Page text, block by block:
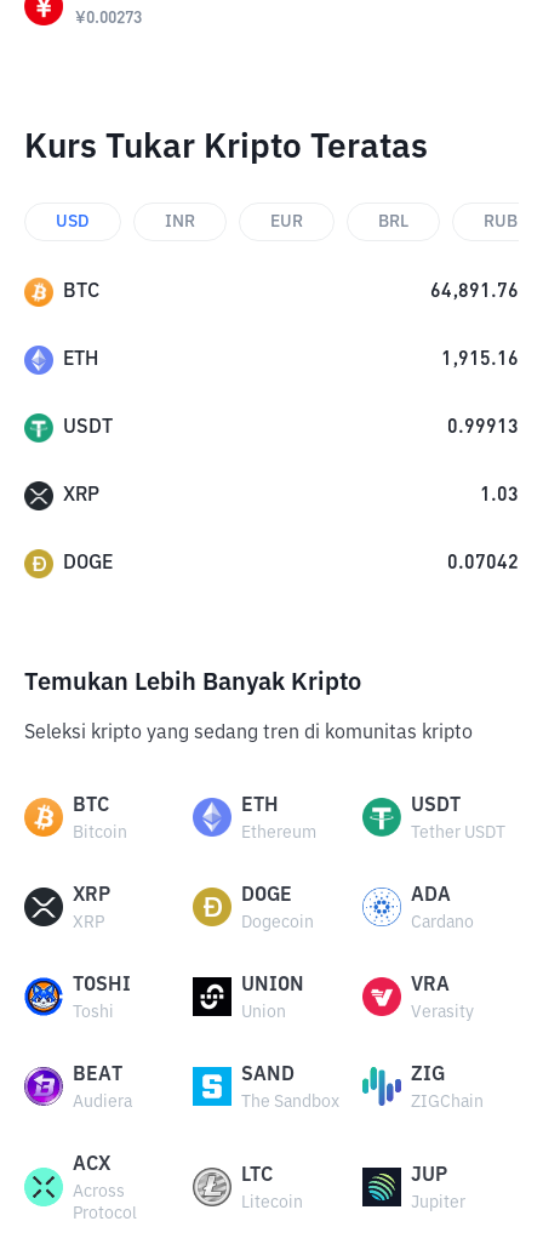
¥0.00273
Kurs Tukar Kripto Teratas
USD INR EUR BRL RUB
BTC 64,891.76
ETH 1,915.16
USDT 0.99913
XRP 1.03
DOGE 0.07042
Temukan Lebih Banyak Kripto
Seleksi kripto yang sedang tren di komunitas kripto
BTC
Bitcoin
ETH
Ethereum
USDT
Tether USDT
XRP
XRP
DOGE
Dogecoin
ADA
Cardano
TOSHI
Toshi
UNION
Union
VRA
Verasity
BEAT
Audiera
SAND
The Sandbox
ZIG
ZIGChain
ACX
Across
Protocol
LTC
Litecoin
JUP
Jupiter